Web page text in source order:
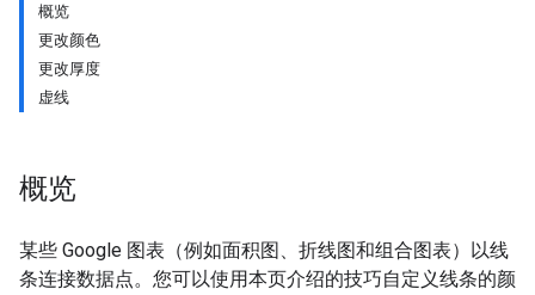
概览
更改颜色
更改厚度
虚线
概览
某些 Google 图表（例如面积图、折线图和组合图表）以线
条连接数据点。您可以使用本页介绍的技巧自定义线条的颜